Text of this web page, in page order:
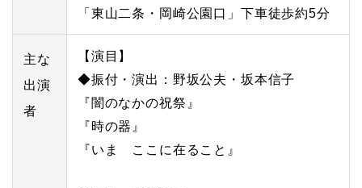
「東山二条・岡崎公園口」下車徒歩約5分
主な
出演
者
【演目】
◆振付・演出：野坂公夫・坂本信子
『闇のなかの祝祭』
『時の器』
『いま ここに在ること』